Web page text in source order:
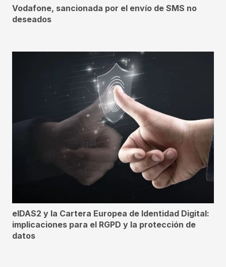
Vodafone, sancionada por el envío de SMS no
deseados
eIDAS2 y la Cartera Europea de Identidad Digital:
implicaciones para el RGPD y la protección de
datos